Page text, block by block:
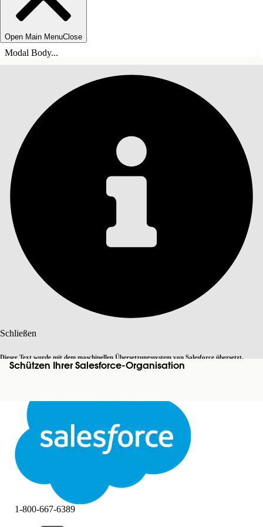
Open Main MenuClose
Modal Body...
Schließen
Dieser Text wurde mit dem maschinellen Übersetzungssystem von Salesforce übersetzt.
Weitere Details finden Sie hier Zu Englisch wechseln Nicht jetzt
Schließen
Schützen Ihrer Salesforce-Organisation
INHALT
1-800-667-6389